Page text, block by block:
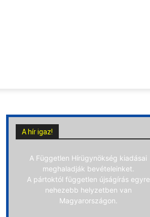
A hír igaz!
A Független Hírügynökség kiadásai
meghaladják bevételeinket.
A pártoktól független újságírás egyre
nehezebb helyzetben van
Magyarországon.